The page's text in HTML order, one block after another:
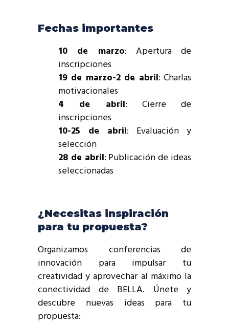
Fechas importantes
10 de marzo: Apertura de
inscripciones
19 de marzo-2 de abril: Charlas
motivacionales
4 de abril: Cierre de
inscripciones
10-25 de abril: Evaluación y
selección
28 de abril: Publicación de ideas
seleccionadas
¿Necesitas inspiración
para tu propuesta?
Organizamos conferencias de
innovación para impulsar tu
creatividad y aprovechar al máximo la
conectividad de BELLA. Únete y
descubre nuevas ideas para tu
propuesta: